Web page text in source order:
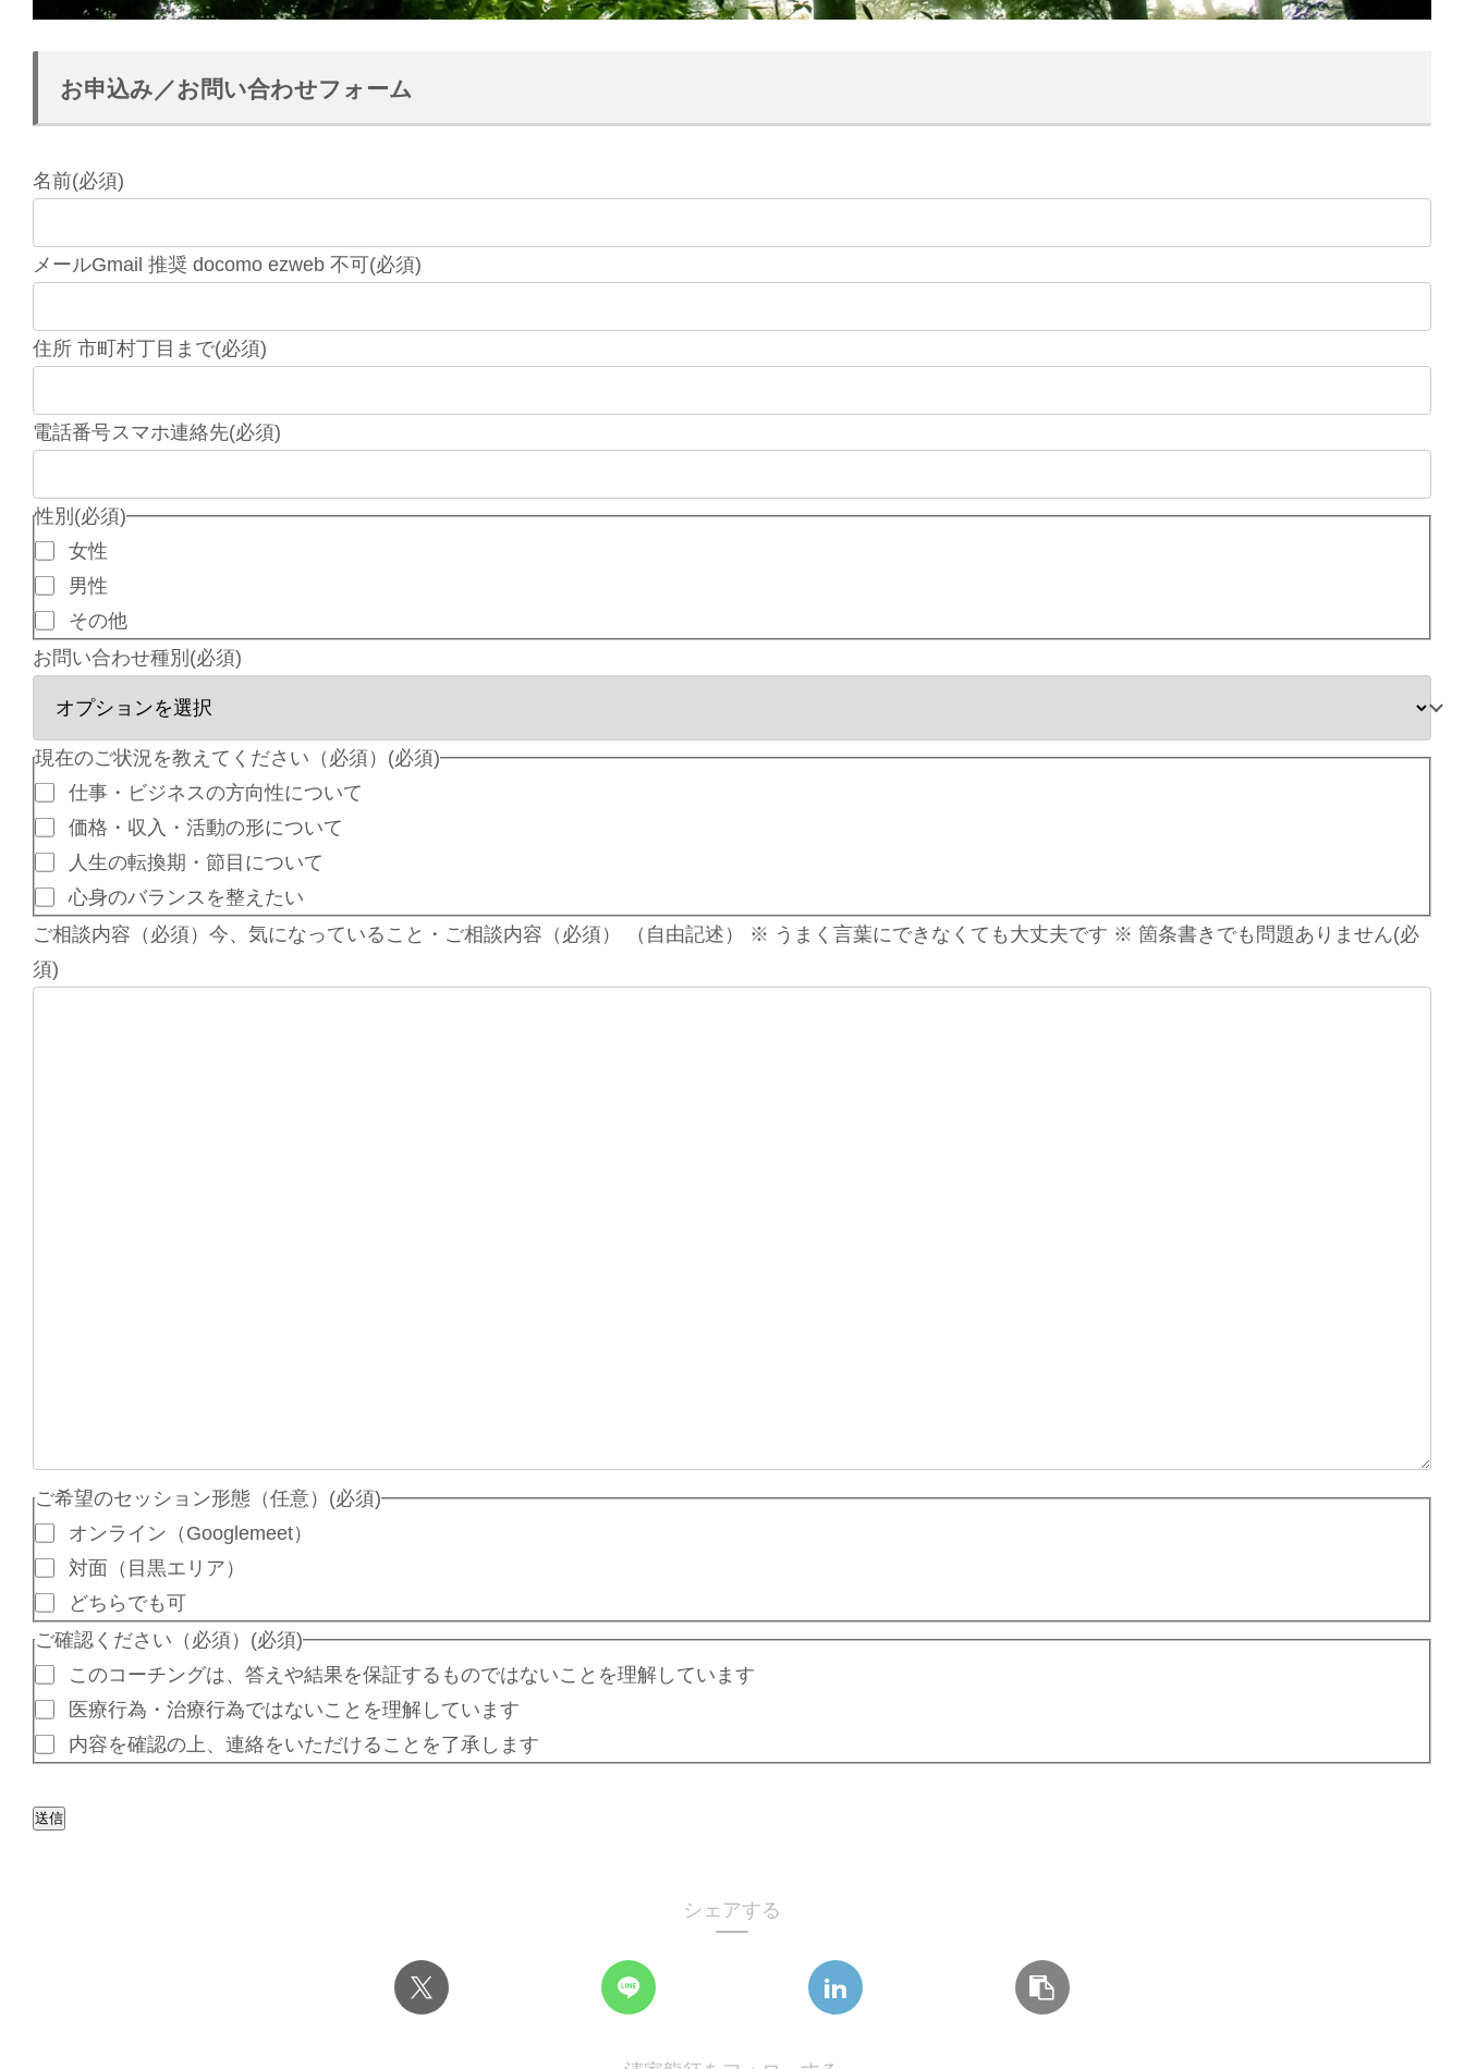
お申込み／お問い合わせフォーム
名前(必須)
メールGmail 推奨 docomo ezweb 不可(必須)
住所 市町村丁目まで(必須)
電話番号スマホ連絡先(必須)
性別 (必須)
女性
男性
その他
お問い合わせ種別 (必須)
現在のご状況を教えてください（必須） (必須)
仕事・ビジネスの方向性について
価格・収入・活動の形について
人生の転換期・節目について
心身のバランスを整えたい
ご相談内容（必須）今、気になっていること・ご相談内容（必須） （自由記述） ※ うまく言葉にできなくても大丈夫です ※ 箇条書きでも問題ありません(必
須)
ご希望のセッション形態（任意） (必須)
オンライン（Googlemeet）
対面（目黒エリア）
どちらでも可
ご確認ください（必須） (必須)
このコーチングは、答えや結果を保証するものではないことを理解しています
医療行為・治療行為ではないことを理解しています
内容を確認の上、連絡をいただけることを了承します
送信
シェアする